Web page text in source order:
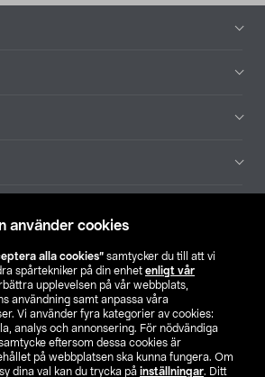
använder cookies
alla cookies” samtycker du till att vi
spårtekniker på din enhet enligt vår
upplevelsen på vår webbplats,
användning samt anpassa våra
Vi använder fyra kategorier av cookies:
analys och annonsering. För nödvändiga
eftersom dessa cookies är
på webbplatsen ska kunna fungera. Om
dina val kan du trycka på inställningar. Ditt
Hitta butik
SE NO FI